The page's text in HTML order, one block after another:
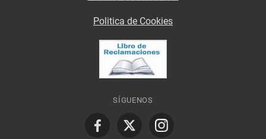
Politica de Cookies
SÍGUENOS